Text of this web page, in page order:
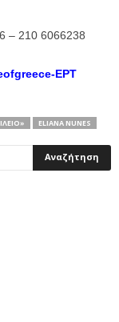
– 210 6066238
ΕΡΤ
ELIANA NUNES